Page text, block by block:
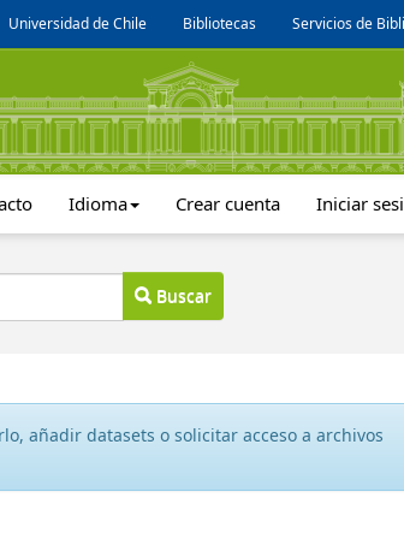
Universidad de Chile Bibliotecas Servicios de
Idioma Crear cuenta Iniciar
Buscar
añadir datasets o solicitar acceso a archivos